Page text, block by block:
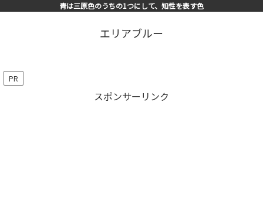
青は三原色のうちの1つにして、知性を表す色
エリアブルー
PR
スポンサーリンク